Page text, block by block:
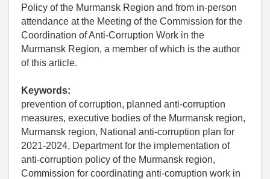
Policy of the Murmansk Region and from in-person
attendance at the Meeting of the Commission for the
Coordination of Anti-Corruption Work in the
Murmansk Region, a member of which is the author
of this article.
Keywords:
prevention of corruption, planned anti-corruption
measures, executive bodies of the Murmansk region,
Murmansk region, National anti-corruption plan for
2021-2024, Department for the implementation of
anti-corruption policy of the Murmansk region,
Commission for coordinating anti-corruption work in